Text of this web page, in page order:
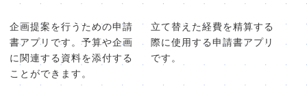
企画提案を行うための申請
書アプリです。予算や企画
に関連する資料を添付する
ことができます。
立て替えた経費を精算する
際に使用する申請書アプリ
です。